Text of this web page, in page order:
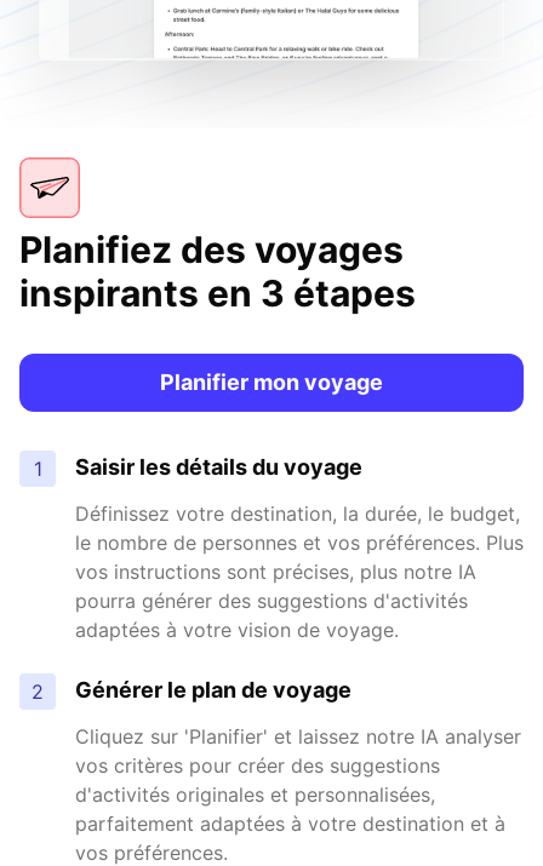
Planifiez des voyages
inspirants en 3 étapes
Planifier mon voyage
1 Saisir les détails du voyage
Définissez votre destination, la durée, le budget,
le nombre de personnes et vos préférences. Plus
vos instructions sont précises, plus notre IA
pourra générer des suggestions d'activités
adaptées à votre vision de voyage.
2 Générer le plan de voyage
Cliquez sur 'Planifier' et laissez notre IA analyser
vos critères pour créer des suggestions
d'activités originales et personnalisées,
parfaitement adaptées à votre destination et à
vos préférences.